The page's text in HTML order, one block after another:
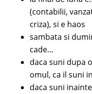
(contabilii,
criza), si e haos
sambata si
cade…
daca suni dupa
omul, ca il suni
daca suni